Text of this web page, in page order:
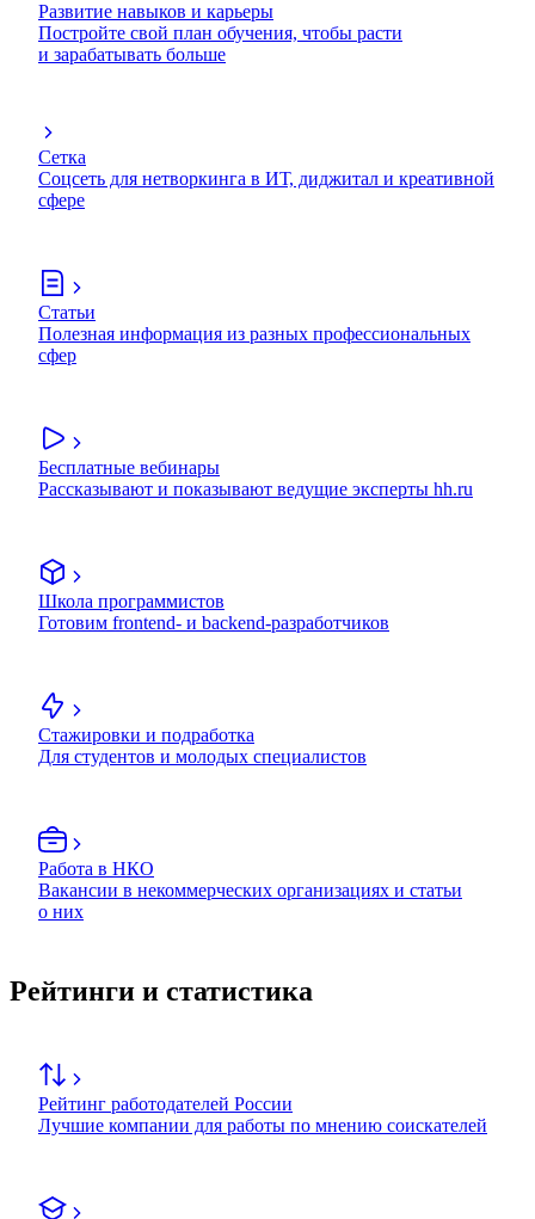
Развитие навыков и карьеры
Постройте свой план обучения, чтобы расти
и зарабатывать больше
Сетка
Соцсеть для нетворкинга в ИТ, диджитал и креативной
сфере
Статьи
Полезная информация из разных профессиональных
сфер
Бесплатные вебинары
Рассказывают и показывают ведущие эксперты hh.ru
Школа программистов
Готовим frontend- и backend-разработчиков
Стажировки и подработка
Для студентов и молодых специалистов
Работа в НКО
Вакансии в некоммерческих организациях и статьи
о них
Рейтинги и статистика
Рейтинг работодателей России
Лучшие компании для работы по мнению соискателей